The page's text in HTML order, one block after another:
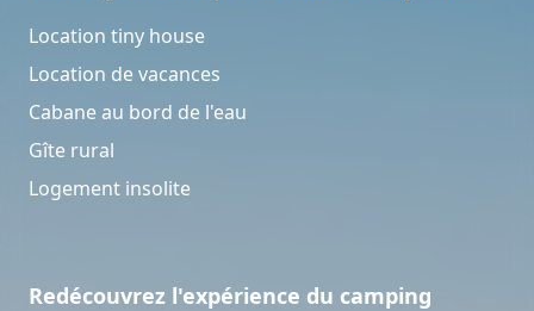
Location tiny house
Location de vacances
Cabane au bord de l'eau
Gîte rural
Logement insolite
Redécouvrez l'expérience du camping